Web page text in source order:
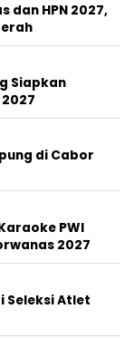
dan HPN 2027,
Siapkan
di Cabor
PWI
2027
Seleksi Atlet